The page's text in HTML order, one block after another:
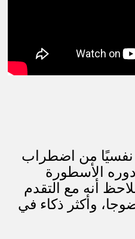
نفسيًا من اضطراب
الأسطورة
أنه مع التقدم
وأكثر ذكاء في